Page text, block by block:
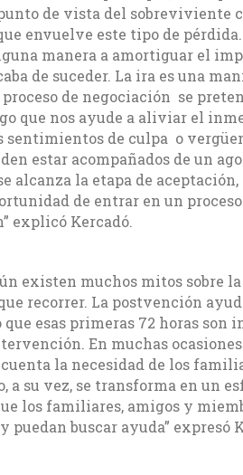
de vista del sobreviviente
envuelve este tipo de
manera a amortiguar el
de suceder. La ira es una
proceso de negociación se
que nos ayude a aliviar el
sentimientos de culpa o
estar acompañados de un
alcanza la etapa de
de entrar en un
explicó Kercadó.
existen muchos mitos sobre
recorrer. La postvención
esas primeras 72 horas son
En muchas
la necesidad de los
a su vez, se transforma en un
los familiares, amigos y
puedan buscar ayuda” expresó